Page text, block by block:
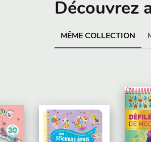
Découvrez
MÊME COLLECTION
06/2026
50 PAGES
NOUVEAUTÉ
PARUTION : 10/06/2026
64
ACTIVITÉS - COLORIAGES